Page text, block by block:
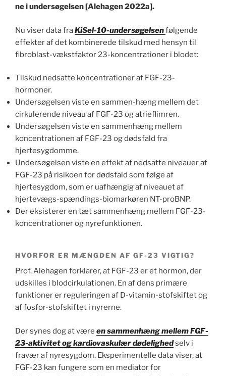
ne i undersøgelsen [Alehagen 2022a].
Nu viser data fraKiSel-10-undersøgelsenfølgende
effekter af det kombinerede tilskud med hensyn til
fibroblast-vækstfaktor 23-koncentrationer i blodet:
Tilskud nedsatte koncentrationer af FGF-23-
hormoner.
Undersøgelsen viste en sammen-hæng mellem det
cirkulerende niveau af FGF-23 og atrieflimren.
Undersøgelsen viste en sammenhæng mellem
koncentrationen af FGF-23 og dødsfald fra
hjertesygdomme.
Undersøgelsen viste en effekt af nedsatte niveauer af
FGF-23 på risikoen for dødsfald som følge af
hjertesygdom, som er uafhængig af niveauet af
hjertevægs-spændings-biomarkøren NT-proBNP.
Der eksisterer en tæt sammenhæng mellem FGF-23-
koncentrationer og nyrefunktionen.
HVORFOR ER MÆNGDEN AF GF-23 VIGTIG?
Prof. Alehagen forklarer, at FGF-23 er et hormon, der
udskilles i blodcirkulationen. En af dens primære
funktioner er reguleringen af D-vitamin-stofskiftet og
af fosfor-stofskiftet i nyrerne.
Der synes dog at være en sammenhæng mellem FGF-
23-aktivitet og kardiovaskulær dødelighedselv i
fravær af nyresygdom. Eksperimentelle data viser, at
FGF-23 kan fungere som en mediator for